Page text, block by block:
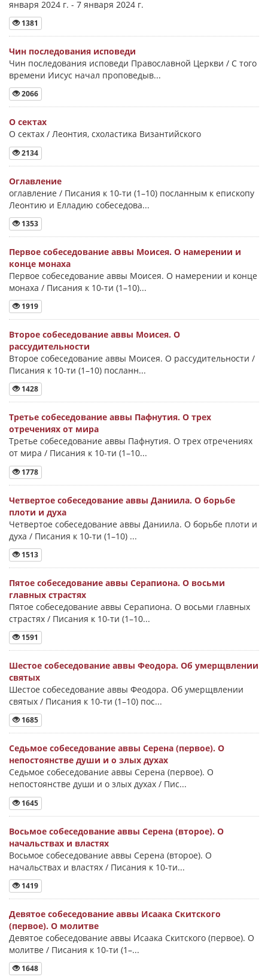
января 2024 г. - 7 января 2024 г.
1381
Чин последования исповеди
Чин последования исповеди Православной Церкви / С того
времени Иисус начал проповедыв...
2066
О сектах
О сектах / Леонтия, схоластика Византийского
2134
Оглавление
оглавление / Писания к 10-ти (1–10) посланным к епископу
Леонтию и Елладию собеседова...
1353
Первое собеседование аввы Моисея. О намерении и
конце монаха
Первое собеседование аввы Моисея. О намерении и конце
монаха / Писания к 10-ти (1–10)...
1919
Второе собеседование аввы Моисея. О
рассудительности
Второе собеседование аввы Моисея. О рассудительности /
Писания к 10-ти (1–10) посланн...
1428
Третье собеседование аввы Пафнутия. О трех
отречениях от мира
Третье собеседование аввы Пафнутия. О трех отречениях
от мира / Писания к 10-ти (1–10...
1778
Четвертое собеседование аввы Даниила. О борьбе
плоти и духа
Четвертое собеседование аввы Даниила. О борьбе плоти и
духа / Писания к 10-ти (1–10) ...
1513
Пятое собеседование аввы Серапиона. О восьми
главных страстях
Пятое собеседование аввы Серапиона. О восьми главных
страстях / Писания к 10-ти (1–10...
1591
Шестое собеседование аввы Феодора. Об умерщвлении
святых
Шестое собеседование аввы Феодора. Об умерщвлении
святых / Писания к 10-ти (1–10) пос...
1685
Седьмое собеседование аввы Серена (первое). О
непостоянстве души и о злых духах
Седьмое собеседование аввы Серена (первое). О
непостоянстве души и о злых духах / Пис...
1645
Восьмое собеседование аввы Серена (второе). О
начальствах и властях
Восьмое собеседование аввы Серена (второе). О
начальствах и властях / Писания к 10-ти...
1419
Девятое собеседование аввы Исаака Скитского
(первое). О молитве
Девятое собеседование аввы Исаака Скитского (первое). О
молитве / Писания к 10-ти (1–...
1648